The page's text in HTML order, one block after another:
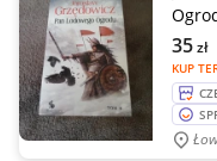
KUP
35zł